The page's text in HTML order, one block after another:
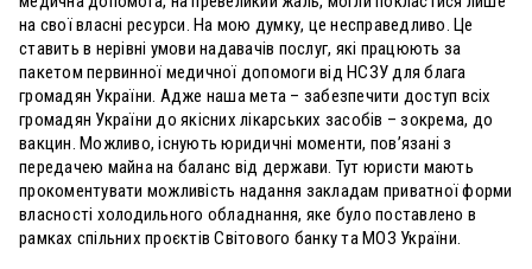
на свої власні ресурси. На мою думку, це несправедливо. Це
ставить в нерівні умови надавачів послуг, які працюють за
пакетом первинної медичної допомоги від НСЗУ для блага
громадян України. Адже наша мета – забезпечити доступ всіх
громадян України до якісних лікарських засобів – зокрема, до
вакцин. Можливо, існують юридичні моменти, пов’язані з
передачею майна на баланс від держави. Тут юристи мають
прокоментувати можливість надання закладам приватної форми
власності холодильного обладнання, яке було поставлено в
рамках спільних проєктів Світового банку та МОЗ України.